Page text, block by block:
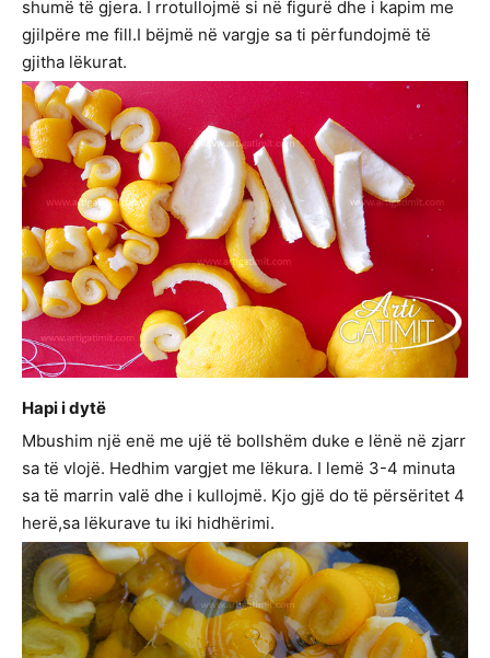
shumë të gjera. I rrotullojmë si në figurë dhe i kapim me
gjilpëre me fill.I bëjmë në vargje sa ti përfundojmë të
gjitha lëkurat.
Hapi i dytë
Mbushim një enë me ujë të bollshëm duke e lënë në zjarr
sa të vlojë. Hedhim vargjet me lëkura. I lemë 3-4 minuta
sa të marrin valë dhe i kullojmë. Kjo gjë do të përsëritet 4
herë,sa lëkurave tu iki hidhërimi.